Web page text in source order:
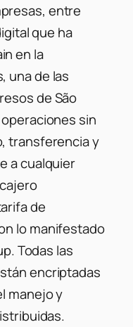
entre
que ha
en la
una de las
de São
sin
transferencia y
a cualquier
de
lo manifestado
Todas las
encriptadas
manejo y